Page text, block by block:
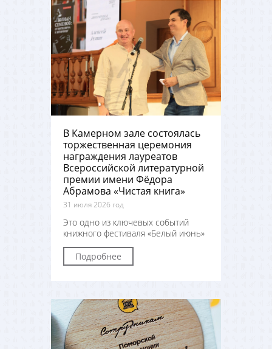
В Камерном зале состоялась
торжественная церемония
награждения лауреатов
Всероссийской литературной
премии имени Фёдора
Абрамова «Чистая книга»
31 июля 2026 год
Это одно из ключевых событий
книжного фестиваля «Белый июнь»
Подробнее